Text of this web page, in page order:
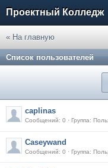
Проектный Колледж
« На главную
Список пользователей
caplinas
Сообщений: 0 · Группа:
Caseywand
Сообщений: 0 · Группа: